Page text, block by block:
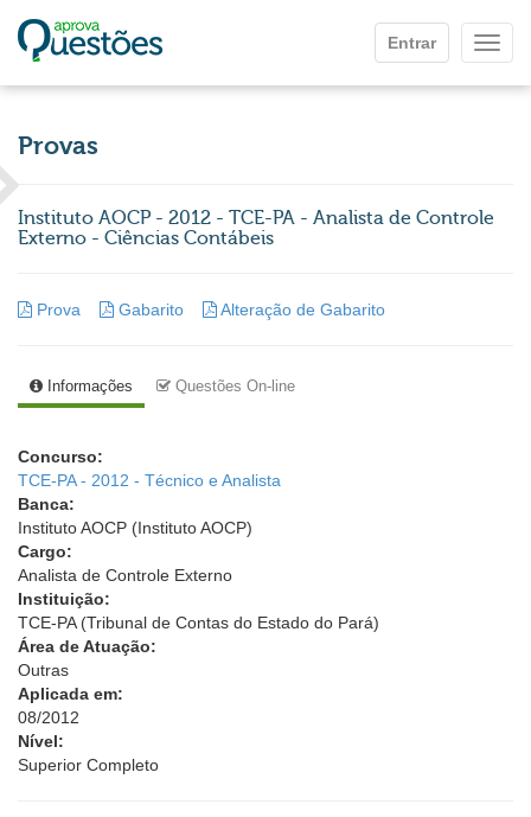
Entrar
Provas
Instituto AOCP - 2012 - TCE-PA - Analista de Controle
Externo - Ciências Contábeis
Prova Gabarito Alteração de Gabarito
Informações Questões On-line
Concurso:
TCE-PA - 2012 - Técnico e Analista
Banca:
Instituto AOCP (Instituto AOCP)
Cargo:
Analista de Controle Externo
Instituição:
TCE-PA (Tribunal de Contas do Estado do Pará)
Área de Atuação:
Outras
Aplicada em:
08/2012
Nível:
Superior Completo